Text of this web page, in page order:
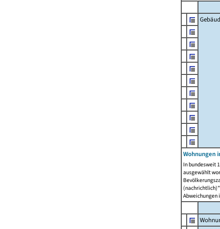
Wohnungen
In bundesweit
ausgewählt
Abweichungen